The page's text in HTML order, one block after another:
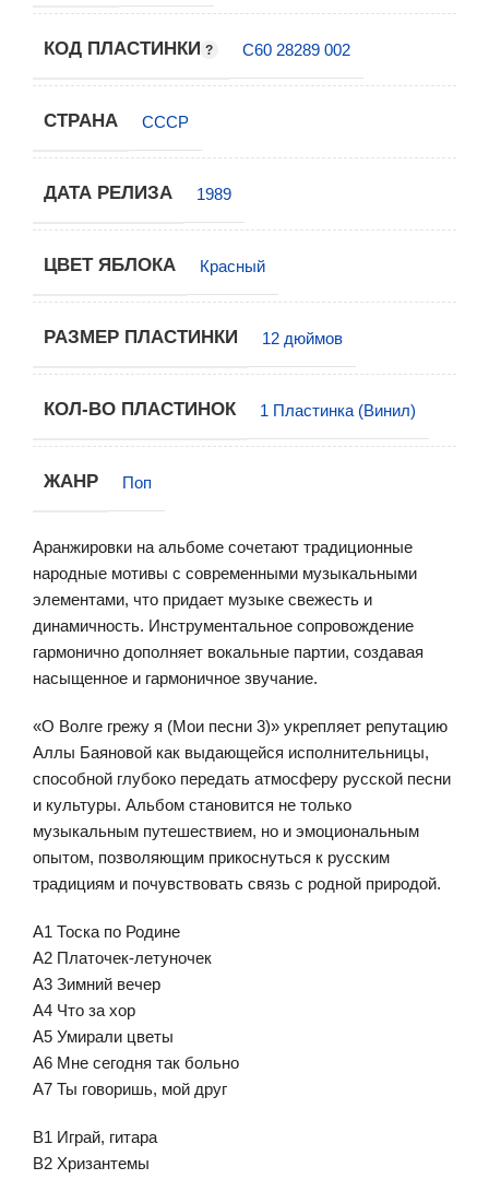
КОД ПЛАСТИНКИ С60 28289 002
СТРАНА СССР
ДАТА РЕЛИЗА 1989
ЦВЕТ ЯБЛОКА Красный
РАЗМЕР ПЛАСТИНКИ 12 дюймов
КОЛ-ВО ПЛАСТИНОК 1 Пластинка (Винил)
ЖАНР Поп
Аранжировки на альбоме сочетают традиционные
народные мотивы с современными музыкальными
элементами, что придает музыке свежесть и
динамичность. Инструментальное сопровождение
гармонично дополняет вокальные партии, создавая
насыщенное и гармоничное звучание.
«О Волге грежу я (Мои песни 3)» укрепляет репутацию
Аллы Баяновой как выдающейся исполнительницы,
способной глубоко передать атмосферу русской песни
и культуры. Альбом становится не только
музыкальным путешествием, но и эмоциональным
опытом, позволяющим прикоснуться к русским
традициям и почувствовать связь с родной природой.
A1 Тоска по Родине
A2 Платочек-летуночек
A3 Зимний вечер
A4 Что за хор
A5 Умирали цветы
A6 Мне сегодня так больно
A7 Ты говоришь, мой друг
B1 Играй, гитара
B2 Хризантемы